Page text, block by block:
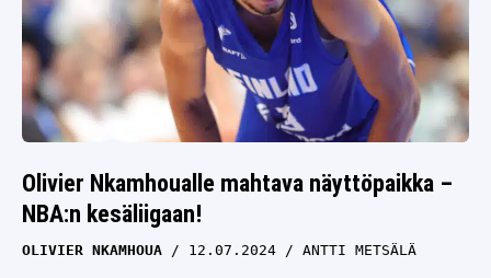
Olivier Nkamhoualle mahtava näyttöpaikka –
NBA:n kesäliigaan!
OLIVIER NKAMHOUA 12.07.2024 ANTTI METSÄLÄ